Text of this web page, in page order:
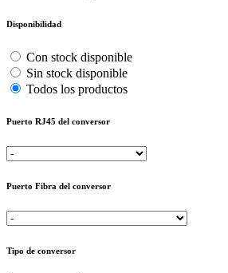
Disponibilidad
Con stock disponible
Sin stock disponible
Todos los productos
Puerto RJ45 del conversor
Puerto Fibra del conversor
Tipo de conversor